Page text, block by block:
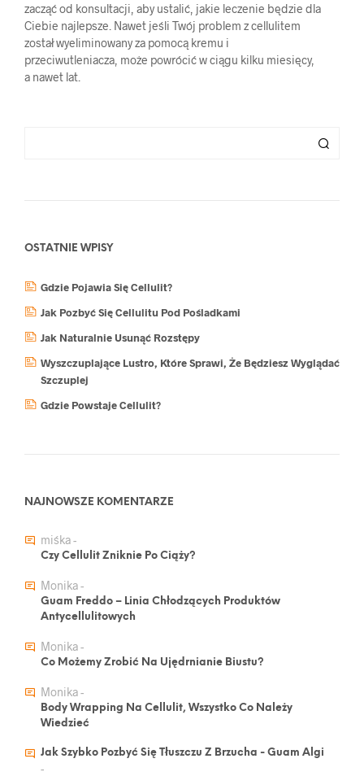
zacząć od konsultacji, aby ustalić, jakie leczenie będzie dla
Ciebie najlepsze. Nawet jeśli Twój problem z cellulitem
został wyeliminowany za pomocą kremu i
przeciwutleniacza, może powrócić w ciągu kilku miesięcy,
a nawet lat.
OSTATNIE WPISY
Gdzie Pojawia Się Cellulit?
Jak Pozbyć Się Cellulitu Pod Pośladkami
Jak Naturalnie Usunąć Rozstępy
Wyszczuplające Lustro, Które Sprawi, Że Będziesz Wyglądać
Szczuplej
Gdzie Powstaje Cellulit?
NAJNOWSZE KOMENTARZE
miśka-
Czy Cellulit Zniknie Po Ciąży?
Monika-
Guam Freddo – Linia Chłodzących Produktów
Antycellulitowych
Monika-
Co Możemy Zrobić Na Ujędrnianie Biustu?
Monika-
Body Wrapping Na Cellulit, Wszystko Co Należy
Wiedzieć
Jak Szybko Pozbyć Się Tłuszczu Z Brzucha - Guam Algi
-